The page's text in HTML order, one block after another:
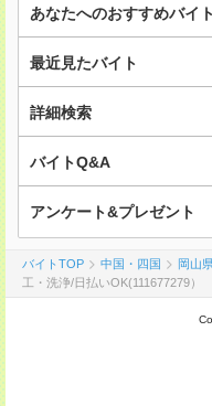
あなたへのおすすめバイト
最近見たバイト
詳細検索
バイトQ&A
アンケート&プレゼント
バイトTOP 中国・四国 岡山
工・洗浄/日払いOK(111677279）